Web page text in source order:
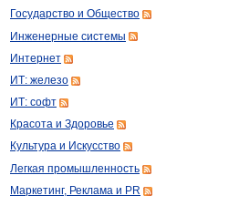
Государство и Общество
Инженерные системы
Интернет
ИТ: железо
ИТ: софт
Красота и Здоровье
Культура и Искусство
Легкая промышленность
Маркетинг, Реклама и PR